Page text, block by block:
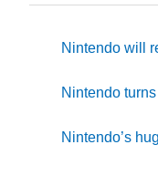
Nintendo will
Nintendo
Nintendo’s